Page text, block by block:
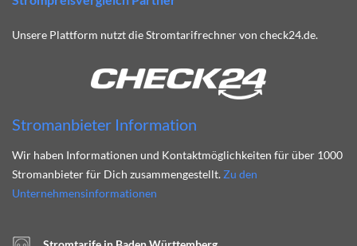
Unsere Plattform nutzt die Stromtarifrechner von check24.de.
Stromanbieter Information
Wir haben Informationen und Kontaktmöglichkeiten für über 1000
Stromanbieter für Dich zusammengestellt. Zu den
Unternehmensinformationen